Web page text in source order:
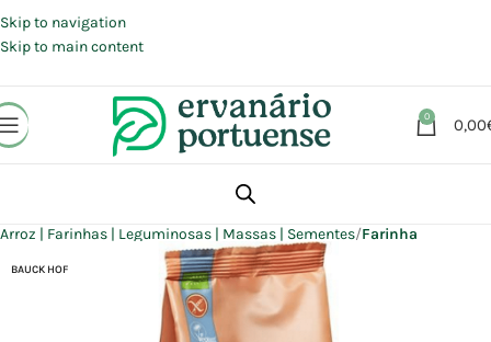
Skip to navigation
Skip to main content
0 0,00
Arroz | Farinhas | Leguminosas | Massas | Sementes Farinha
BAUCK HOF